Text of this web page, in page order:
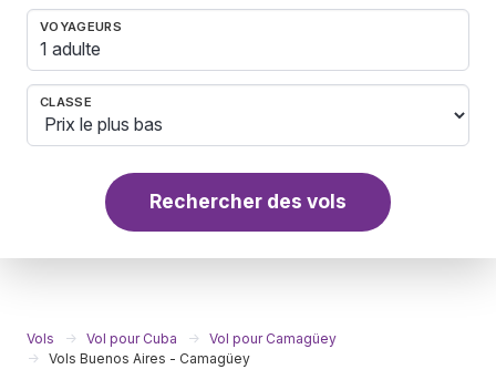
VOYAGEURS
1 adulte
CLASSE
Rechercher des vols
Vols Vol pour Cuba
Vol pour Camagüey
Vols Buenos Aires - Camagüey